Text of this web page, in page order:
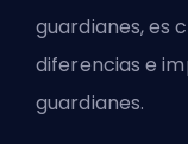
guardianes, es
diferencias e
guardianes.